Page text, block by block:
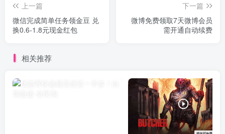
上一篇
微信完成简单任务领金豆 兑
换0.6-1.8元现金红包
下一篇
微博免费领取7天微博会员
需开通自动续费
相关推荐